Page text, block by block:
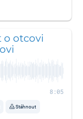
o otcovi
8:05
Stáhnout